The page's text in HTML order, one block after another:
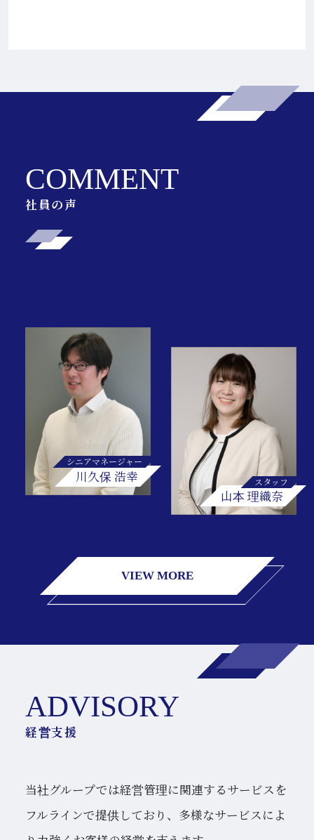
COMMENT
シニアマネージャー
川久保 浩幸 スタッフ
山本 理織奈
VIEW MORE
ADVISORY
当社グループでは経営管理に関連するサービスを
フルラインで提供しており、 多様なサービスによ